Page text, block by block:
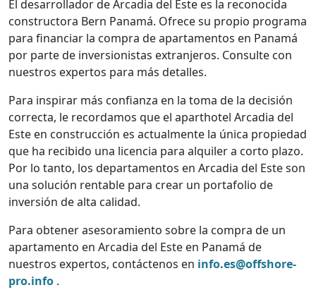
El desarrollador de Arcadia del Este es la reconocida
constructora Bern Panamá. Ofrece su propio programa
para financiar la compra de apartamentos en Panamá
por parte de inversionistas extranjeros. Consulte con
nuestros expertos para más detalles.
Para inspirar más confianza en la toma de la decisión
correcta, le recordamos que el aparthotel Arcadia del
Este en construcción es actualmente la única propiedad
que ha recibido una licencia para alquiler a corto plazo.
Por lo tanto, los departamentos en Arcadia del Este son
una solución rentable para crear un portafolio de
inversión de alta calidad.
Para obtener asesoramiento sobre la compra de un
apartamento en Arcadia del Este en Panamá de
nuestros expertos, contáctenos en info.es@offshore-
pro.info .